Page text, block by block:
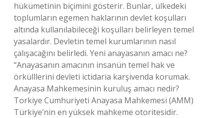
hükümetinin biçimini gösterir. Bunlar, ülkedeki
toplumların egemen haklarının devlet koşulları
altında kullanılabileceği koşulları belirleyen temel
yasalardır. Devletin temel kurumlarının nasıl
çalışacağını belirledi. Yeni anayasanın amacı ne?
“Anayasanın amacının insanün temel hak ve
örkülllerini devleti ictidaria karşivenda korumak.
Anayasa Mahkemesinin kuruluş amacı nedir?
Torkiye Cumhuriyeti Anayasa Mahkemesi (AMM)
Türkiye’nin en yüksek mahkeme otoritesidir.